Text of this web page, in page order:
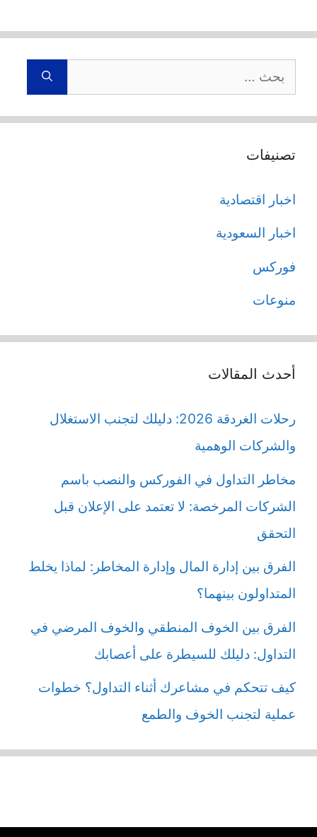
البحث
عن:
تصنيفات
اخبار اقتصادية
اخبار السعودية
فوركس
منوعات
أحدث المقالات
رحلات الغردقة 2026: دليلك لتجنب الاستغلال
والشركات الوهمية
مخاطر التداول في الفوركس والنصب باسم
الشركات المرخصة: لا تعتمد على الإعلان قبل
التحقق
الفرق بين إدارة المال وإدارة المخاطر: لماذا يخلط
المتداولون بينهما؟
الفرق بين الخوف المنطقي والخوف المرضي في
التداول: دليلك للسيطرة على أعصابك
كيف تتحكم في مشاعرك أثناء التداول؟ خطوات
عملية لتجنب الخوف والطمع